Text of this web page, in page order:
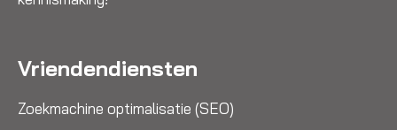
Vriendendiensten
Zoekmachine optimalisatie (SEO)